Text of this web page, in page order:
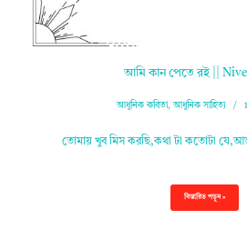
আমি কান পেতে রই ||
আধুনিক কবিতা,আধুনিক সাহিত্য
তোমায় খুব মিস করছি,কথা টা কতোটা
বিস্তারিত পড়ুন »